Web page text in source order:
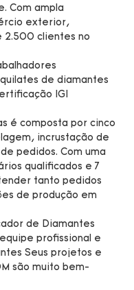
Com ampla
exterior,
2.500 clientes no
de diamantes
IGI
é composta por cinco
incrustação de
pedidos. Com uma
qualificados e 7
tanto pedidos
de produção em
de Diamantes
profissional e
Seus projetos e
são muito bem-